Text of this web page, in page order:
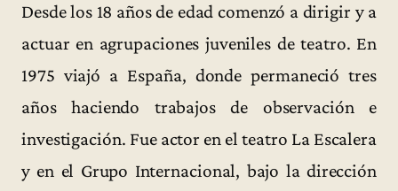
Desde los 18 años de edad comenzó a dirigir y a
actuar en agrupaciones juveniles de teatro. En
1975 viajó a España, donde permaneció tres
años haciendo trabajos de observación e
investigación. Fue actor en el teatro La Escalera
y en el Grupo Internacional, bajo la dirección